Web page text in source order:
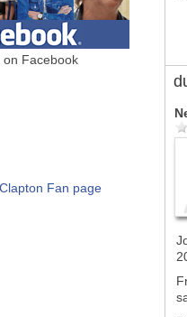
on Facebook
Fan page